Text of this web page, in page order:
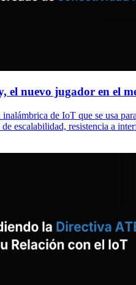
el nuevo jugador en el
de IoT que se usa
escalabilidad, resistencia a